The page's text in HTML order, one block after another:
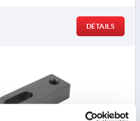
DÉTAILS